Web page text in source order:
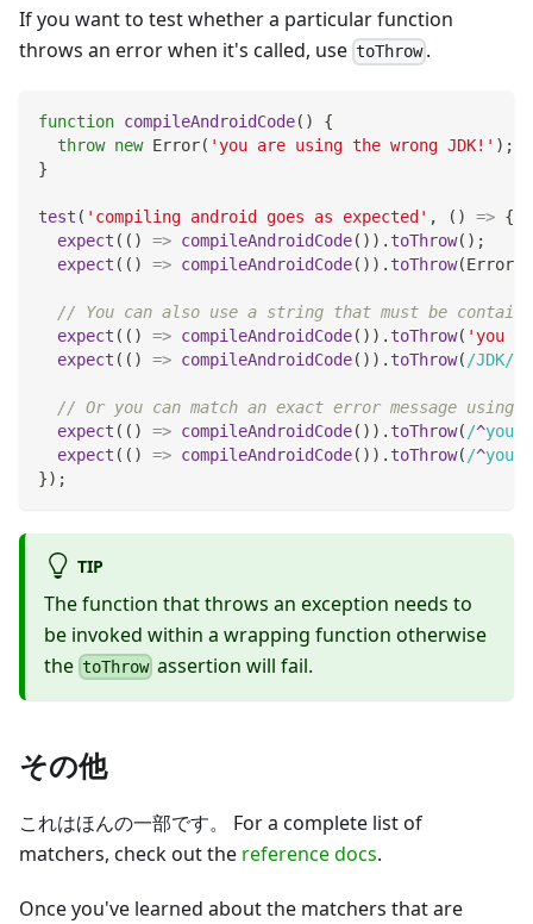
If you want to test whether a particular function
throws an error when it's called, use toThrow .
function compileAndroidCode( )
{
throw new Error( 'you are using the wrong JDK!' ) ;
}
test ( 'compiling android goes as expected' , ( ) => {
expect ( ( ) => compileAndroidCode( ) ) . toThrow( ) ;
expect ( ( ) => compileAndroidCode( ) ) . toThrow(Error
// You can also use a string that must be
expect ( ( ) => compileAndroidCode( ) ) . toThrow( 'you
expect ( ( ) => compileAndroidCode( ) ) . toThrow( /JDK/
// Or you can match an exact error message using
expect ( ( ) => compileAndroidCode( ) ) . toThrow( /^you
expect ( ( ) => compileAndroidCode( ) ) . toThrow( /^you
}) ;
TIP
The function that throws an exception needs to
be invoked within a wrapping function otherwise
the toThrow assertion will fail.
その他
これはほんの一部です。 For a complete list of
matchers, check out the reference docs.
Once you've learned about the matchers that are